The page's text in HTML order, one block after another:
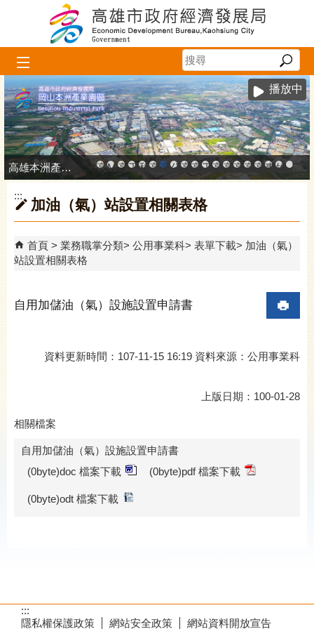
跳到主要內容區塊
播放中
高雄市政府中小企業升級輔導網站
MEGABAY大港創艦
高雄金融科技創新園區
工廠登記線上申辦系統
和發產業園區
高雄工業資訊平台
高雄本洲產業園區服務中心
公司、商業登記主題網
高雄市友善商家
高雄市政府經濟發展局-
工業管線防災教育資
高雄市綠能管理資
高雄市綠能管理
高雄淨零商轉
高雄招商網
高雄會展網
專刊『雄
雄心高
「我
高雄本洲產業園區服務中心
:::
加油（氣）站設置相關表格
首頁 業務職掌分類 公用事業科 表單下載
加油（氣）
站設置相關表格
自用加儲油（氣）設施設置申請書
資料更新時間：107-11-15 16:19 資料來源：公用事業科
上版日期：100-01-28
相關檔案
自用加儲油（氣）設施設置申請書
(0byte)doc 檔案下載
(0byte)pdf 檔案下載
(0byte)odt 檔案下載
:::
隱私權保護政策
網站安全政策 網站資料開放宣告